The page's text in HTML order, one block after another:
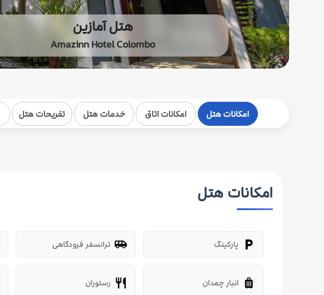
هتل آمازین
Amazinn Hotel Colombo
امکانات هتل امکانات اتاق خدمات هتل تفریحات هتل
امکانات هتل
local_parking پارکینگ airport_shuttle ترانسفر فرودگاهی
luggage انبار چمدان restaurant رستوران